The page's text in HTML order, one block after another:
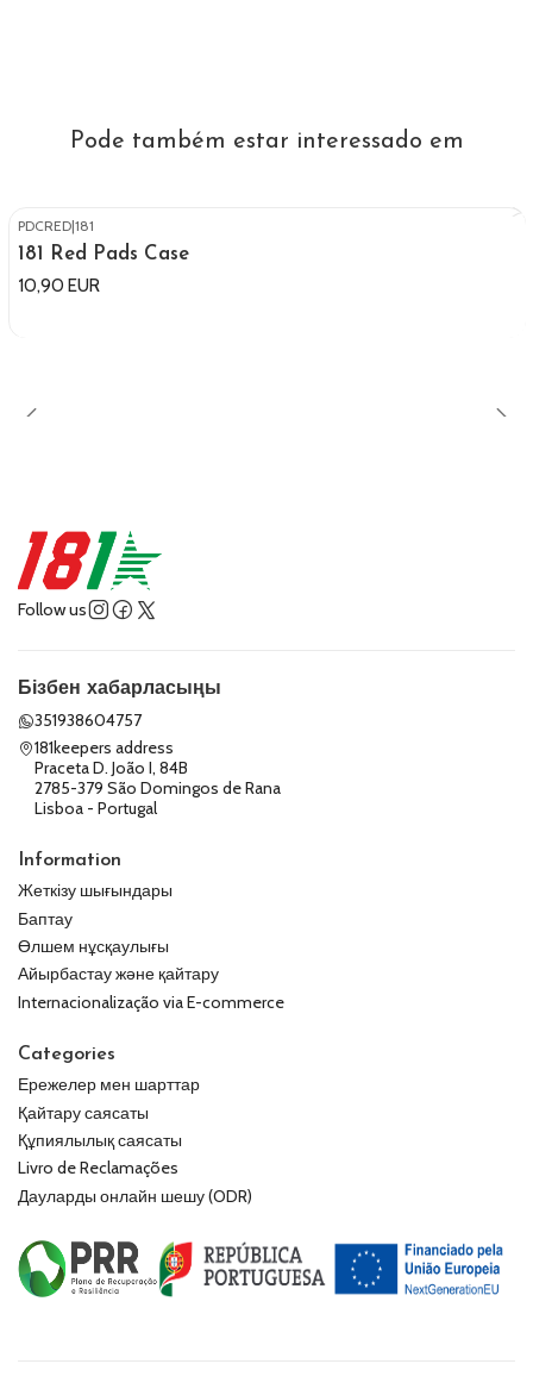
Pode também estar interessado em
PDCRED|181
181 Red Pads Case
10,90 EUR
Follow us
Бізбен хабарласыңы
351938604757
181keepers address
Praceta D. João I, 84B
2785-379 São Domingos de Rana
Lisboa - Portugal
Information
Жеткізу шығындары
Баптау
Өлшем нұсқаулығы
Айырбастау және қайтару
Internacionalização via E-commerce
Categories
Ережелер мен шарттар
Қайтару саясаты
Құпиялылық саясаты
Livro de Reclamações
Дауларды онлайн шешу (ODR)